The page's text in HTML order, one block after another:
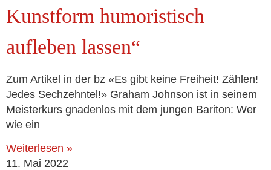
Kunstform humoristisch
aufleben lassen“
Zum Artikel in der bz «Es gibt kei­ne Freiheit! Zählen!
Jedes Sechzehntel!» Graham Johnson ist in sei­nem
Meisterkurs gna­den­los mit dem jun­gen Bariton: Wer
wie ein
Weiterlesen »
11. Mai 2022